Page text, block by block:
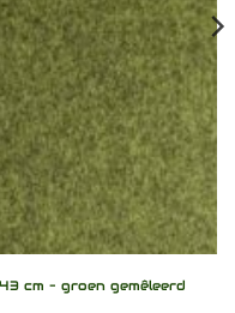
cm – groen gemêleerd